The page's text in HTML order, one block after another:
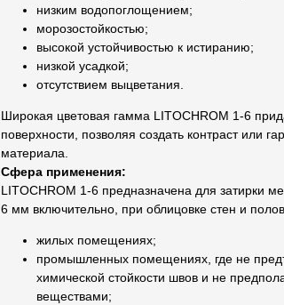
низким водопоглощением;
морозостойкостью;
высокой устойчивостью к истиранию;
низкой усадкой;
отсутствием выцветания.
Широкая цветовая гамма LITOCHROM 1-6
поверхности, позволяя создать контраст или
материала.
Сфера применения:
LITOCHROM 1-6 предназначена для затирки
6 мм включительно, при облицовке стен и
жилых помещениях;
промышленных помещениях, где не
химической стойкости швов и не
веществами;